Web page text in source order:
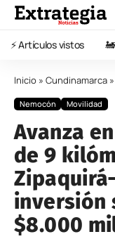
⚡️ Artículos vistos
Inicio » Cundinamarca »
Nemocón Movilidad
Avanza
de 9
inversión
$8.000